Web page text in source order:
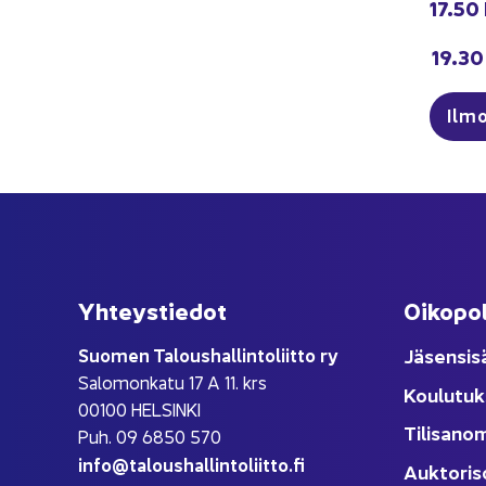
Yh­teys­tie­dot
Suo­men Ta­lous­hal­lin­to­liit­to ry
Sa­lo­mon­ka­tu 17 A 11. krs
00100 HEL­SIN­KI
Puh. 09 6850 570
info@ta­lous­hal­lin­to­liit­to.fi